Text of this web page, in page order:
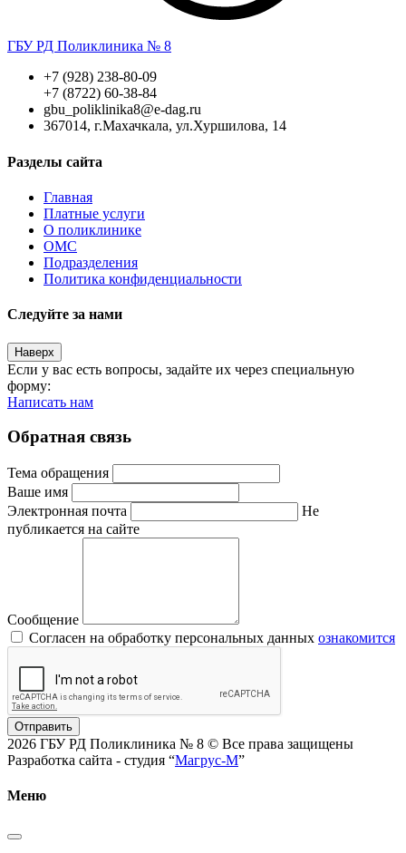
ГБУ РД Поликлиника № 8
+7 (928) 238-80-09
+7 (8722) 60-38-84
gbu_poliklinika8@e-dag.ru
367014, г.Махачкала, ул.Хуршилова, 14
Разделы сайта
Главная
Платные услуги
О поликлинике
ОМС
Подразделения
Политика конфиденциальности
Следуйте за нами
Наверх
Если у вас есть вопросы, задайте их через специальную
форму:
Написать нам
Обратная связь
Тема обращения
Ваше имя
Электронная почта
Не
публикается на сайте
Сообщение
Согласен на обработку персональных данных ознакомится
Отправить
2026 ГБУ РД Поликлиника № 8 © Все права защищены
Разработка сайта - студия “Магрус-М”
Меню